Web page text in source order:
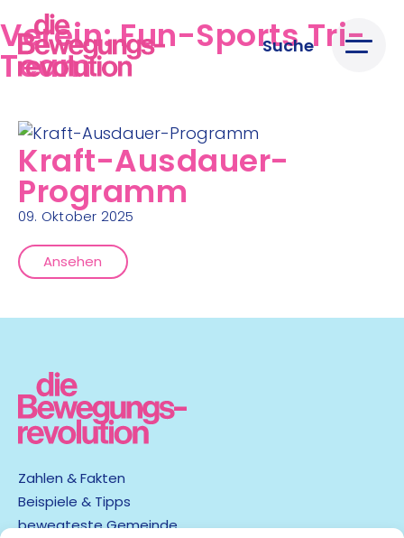
Suche
Verein:Fun-Sports Tri-
Team
Kraft-Ausdauer-
Programm
09. Oktober 2025
Ansehen
Zahlen & Fakten
Beispiele & Tipps
bewegteste Gemeinde